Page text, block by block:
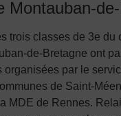
Montauban-
trois classes de 3e du
de-Bretagne ont
organisées par le
de Saint-
MDE de Rennes.